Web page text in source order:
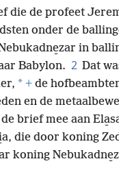
die de profeet
onder de
in
Babylon. 2 Dat
* + de
en de
brief mee aan
die door koning
koning